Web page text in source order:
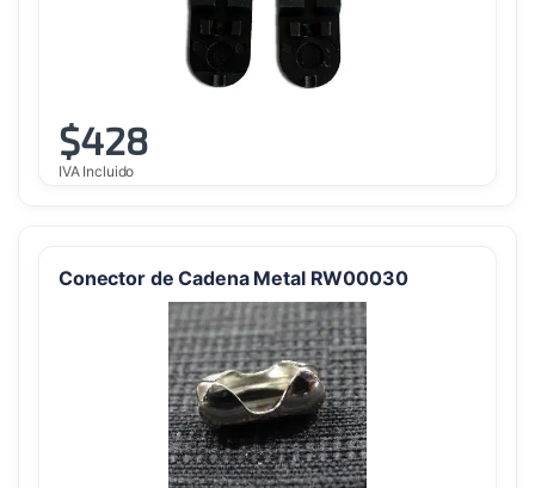
$428
IVA Incluido
Conector de Cadena Metal RW00030